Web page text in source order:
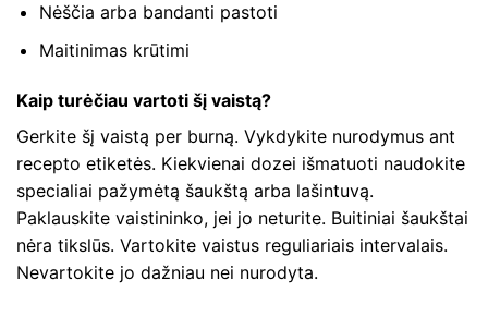
Nėščia arba bandanti pastoti
Maitinimas krūtimi
Kaip turėčiau vartoti šį vaistą?
Gerkite šį vaistą per burną. Vykdykite nurodymus ant
recepto etiketės. Kiekvienai dozei išmatuoti naudokite
specialiai pažymėtą šaukštą arba lašintuvą.
Paklauskite vaistininko, jei jo neturite. Buitiniai šaukštai
nėra tikslūs. Vartokite vaistus reguliariais intervalais.
Nevartokite jo dažniau nei nurodyta.